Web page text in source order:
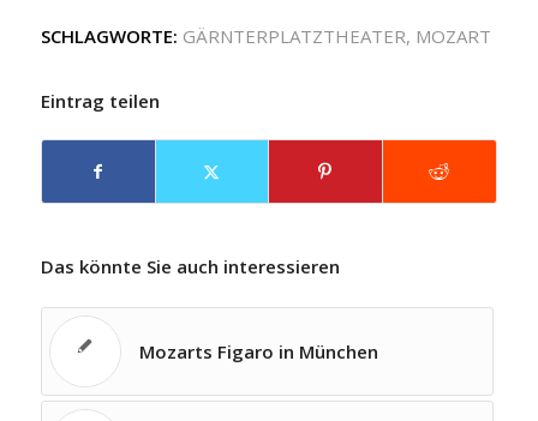
SCHLAGWORTE: GÄRNTERPLATZTHEATER, MOZART
Eintrag teilen
Das könnte Sie auch interessieren
Mozarts Figaro in München